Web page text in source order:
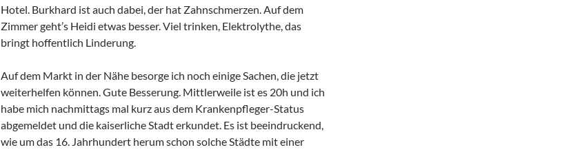
Hotel. Burkhard ist auch dabei, der hat Zahnschmerzen. Auf dem
Zimmer geht’s Heidi etwas besser. Viel trinken, Elektrolythe, das
bringt hoffentlich Linderung.
Auf dem Markt in der Nähe besorge ich noch einige Sachen, die jetzt
weiterhelfen können. Gute Besserung. Mittlerweile ist es 20h und ich
habe mich nachmittags mal kurz aus dem Krankenpfleger-Status
abgemeldet und die kaiserliche Stadt erkundet. Es ist beeindruckend,
wie um das 16. Jahrhundert herum schon solche Städte mit einer